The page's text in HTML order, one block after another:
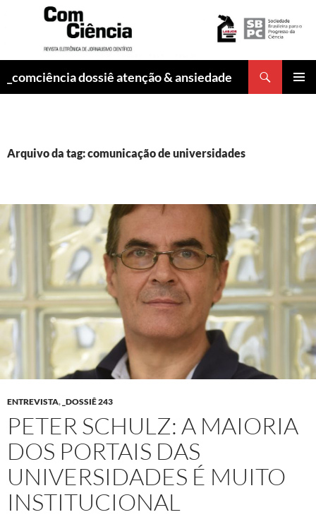
_comciência dossiê atenção & ansiedade
Arquivo da tag: comunicação de universidades
ENTREVISTA, _DOSSIÊ 243
PETER SCHULZ: A MAIORIA
DOS PORTAIS DAS
UNIVERSIDADES É MUITO
INSTITUCIONAL